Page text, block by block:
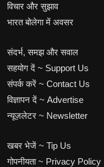
विचार और सुझाव
भारत बोलेगा में अवसर
संदर्भ, समझ और सवाल
सहयोग दें ~ Support Us
संपर्क करें ~ Contact Us
विज्ञापन दें ~ Advertise
न्यूज़लेटर ~ Newsletter
खबर भेजें ~ Tip Us
गोपनीयता ~ Privacy Policy